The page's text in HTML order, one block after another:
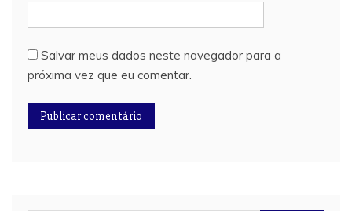
Salvar meus dados neste navegador para a
próxima vez que eu comentar.